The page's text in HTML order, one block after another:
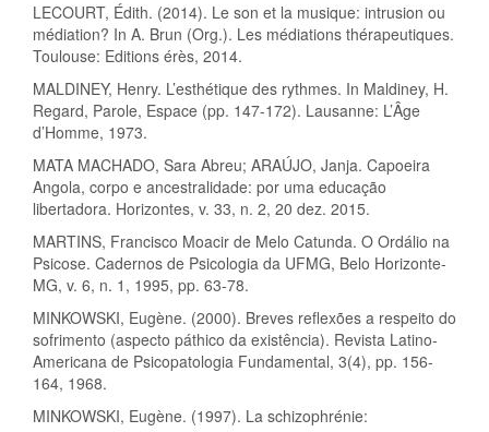
LECOURT, Édith. (2014). Le son et la musique: intrusion ou
médiation? In A. Brun (Org.). Les médiations thérapeutiques.
Toulouse: Editions érès, 2014.
MALDINEY, Henry. L’esthétique des rythmes. In Maldiney, H.
Regard, Parole, Espace (pp. 147-172). Lausanne: L’Âge
d’Homme, 1973.
MATA MACHADO, Sara Abreu; ARAÚJO, Janja. Capoeira
Angola, corpo e ancestralidade: por uma educação
libertadora. Horizontes, v. 33, n. 2, 20 dez. 2015.
MARTINS, Francisco Moacir de Melo Catunda. O Ordálio na
Psicose. Cadernos de Psicologia da UFMG, Belo Horizonte-
MG, v. 6, n. 1, 1995, pp. 63-78.
MINKOWSKI, Eugène. (2000). Breves reflexões a respeito do
sofrimento (aspecto páthico da existência). Revista Latino-
Americana de Psicopatologia Fundamental, 3(4), pp. 156-
164, 1968.
MINKOWSKI, Eugène. (1997). La schizophrénie: